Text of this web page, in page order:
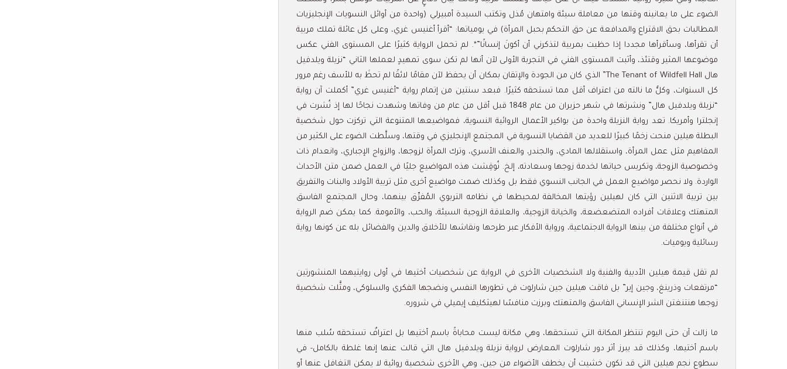
الضوء على ما يعانينه وقتها من معاملة سيئة وامتهان مُذل وتكتب السيدة أمبيرلي (واحدة من أوائل النسويات الإنجليزيات
المطالبات بحق الاقتراع والمدافعة عن حق التحكم بحبل المرأة) في يومياتها: “أقرأ أغنيس غري، وعلى كل عائلة تملك مربية
أن تقرأها، وسأقرأها مجددا إذا حظيت بمربية لتذكرني أن أكونَ إنسانًا”*. لم تحمل الرواية كثيرًا على المستوى الفني عكس
موضوعها المثير وقتئذ، وأثبت المستوى الفني في التجربة الأولى لآن أنها لم تكن سوى تمهيدٍ لعملها الثاني “نزيلة ويلدفيل
هال The Tenant of Wildfell Hall” الذي كان من الجودة والإتقان بمكان أن يحفظ لآن مقامًا لائقًا لم تحظَ به للأسف رغم مرور
كل السنوات، وكلُّ ما نالته من اعتراف أقل مما تستحقه كثيرًا. فبعد سنتين من إتمام رواية “أغنيس غري” أكملت آن رواية
“نزيلة ويلدفيل هال” ونشرتها في شهر حزيران من عام 1848 قبل أقل من عام من وفاتها وشهدت نجاحًا لها إذ نُشرت في
إنجلترا وأمريكا. تعد رواية النزيلة واحدة من بواكير الأعمال الروائية النسوية، فمواضيعها المتنوعة التي تركزت حول شخصية
البطلة هيلين منحت زخمًا كبيرًا للعديد من القضايا النسوية في المجتمع الإنجليزي في وقتها، وسلَّطت الضوء على الكثير من
المفاهيم مثل عمل المرأة، واستقلالها المادي، والجندر، والعنف الأسري، وترك المرأة لزوجها، والزواج الإجباري، وانعدام ذات
وخصوصية الزوجة، وتكريس حياتها لخدمة زوجها وسعادته، إلخ. نُوقِشت هذه المواضيع جليًا في العمل ضمن متن الأحداث
الواردة. ولا نحصر مواضيع العمل في الجانب النسوي فقط بل وكذلك ضمت مواضيع أخرى مثل تربية الأولاد والبنات والتفريق
بين تربية الاثنين التي كان لهيلين رؤيتها المخالفة لمحيطها في نظامه التربوي المُفرِّق بينهما، وحال المجتمع الفاسق
المتهتك وعلاقات أفراده المتضعضعة، والخيانة الزوجية، والعلاقة الزوجية السيئة، والحب، والأمومة. كما يمكن ضم الرواية
في أنواع مختلفة من بينها الرواية الاجتماعية، ورواية الأفكار عبر طرحها ونقاشها للأخلاق والدين والفضائل بله عن كونها رواية
رسائلية ويوميات.
لم تقل قيمة هيلين الأدبية والفنية ولا الشخصيات الأخرى في الرواية عن شخصيات أختيها في أولى روايتيهما المنشورتين
“مرتفعات وذرينغ، وجين إير” بل فاقت هيلين جين شارلوت في تطورها النفسي ونضجها الفكري والسلوكي، ومثَّلت شخصية
زوجها هنتنغتن الشر الإنساني الفاسق والمتهتك وبرزت منافسًا لهيثكليف إيميلي في شروره.
ما زالت آن حتى اليوم تنتظر المكانة التي تستحقها، وهي مكانة ليست محاباةً باسم أختيها بل اعترافٌ تستحقه سُلب منها
باسم أختيها، وكذلك قد يبرز أثر دور شارلوت المعارض لرواية نزيلة ويلدفيل هال التي قالت عنها إنها غلطة بالكامل- في
سطوع نجم هيلين التي قد تكون خشيت أن يخطف الأضواء من جين، وهي الأخرى شخصية روائية لا يمكن التغافل عنها أو